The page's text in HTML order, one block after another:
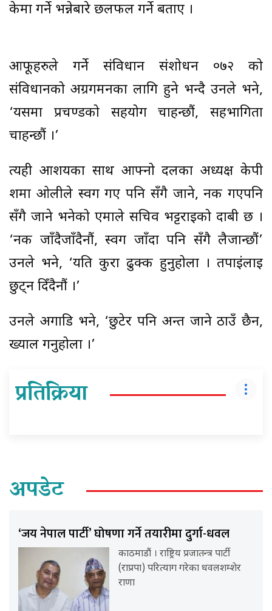
केमा गर्ने भन्नेबारे छलफल गर्ने बताए ।
आफूहरुले गर्ने संविधान संशोधन ०७२ को
संविधानको अग्रगमनका लागि हुने भन्दै उनले भने,
‘यसमा प्रचण्डको सहयोग चाहन्छौं, सहभागिता
चाहन्छौं ।’
त्यही आशयका साथ आफ्नो दलका अध्यक्ष केपी
शर्मा ओलीले स्वर्ग गए पनि सँगै जाने, नर्क गएपनि
सँगै जाने भनेको एमाले सचिव भट्टराईको दाबी छ ।
‘नर्क जाँदैजाँदैनौं, स्वर्ग जाँदा पनि सँगै लैजान्छौं’
उनले भने, ‘यति कुरा ढुक्क हुनुहोला । तपाईंलाई
छुट्न दिँदैनौं ।’
उनले अगाडि भने, ‘छुटेर पनि अन्त जाने ठाउँ छैन,
ख्याल गर्नुहोला ।’
प्रतिक्रिया
अपडेट
‘जय नेपाल पार्टी’ घोषणा गर्ने तयारीमा दुर्गा-धवल
काठमाडौं । राष्ट्रिय प्रजातन्त्र पार्टी
(राप्रपा) परित्याग गरेका धवलशम्शेर
राणा